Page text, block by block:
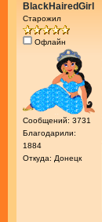
BlackHairedGirl
Старожил
Офлайн
Сообщений: 3731
Благодарили:
1884
Откуда: Донецк